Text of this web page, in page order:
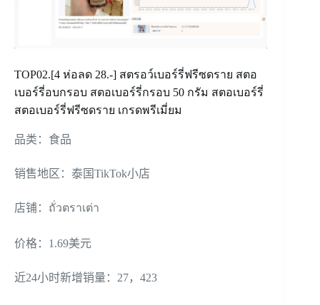
TOP02.[4 ห่อลด 28.-] สตรอว์เบอร์รี่ฟรีซดราย สตอ
เบอร์รี่อบกรอบ สตอเบอร์รี่กรอบ 50 กรัม สตอเบอร์รี่
สตอเบอร์รี่ฟรีซดราย เกรดพรีเมี่ยม
品类：食品
销售地区：泰国TikTok小店
店铺：ถั่วตราเต่า
价格：1.69美元
近24小时新增销量：27，423